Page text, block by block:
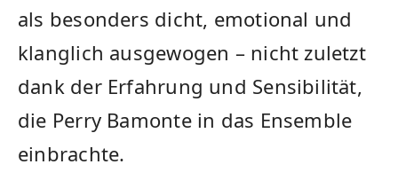
als besonders dicht, emotional und
klanglich ausgewogen – nicht zuletzt
dank der Erfahrung und Sensibilität,
die Perry Bamonte in das Ensemble
einbrachte.